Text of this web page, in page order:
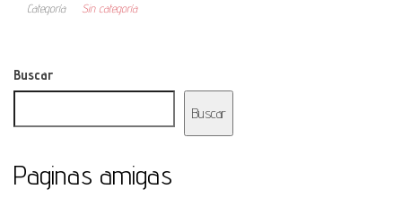
Categoría Sin categoría
Buscar
Buscar
Paginas amigas